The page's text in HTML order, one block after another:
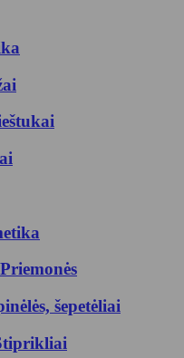
šepetėliai